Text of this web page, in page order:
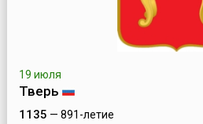
19 июля
Тверь
1135 — 891-летие